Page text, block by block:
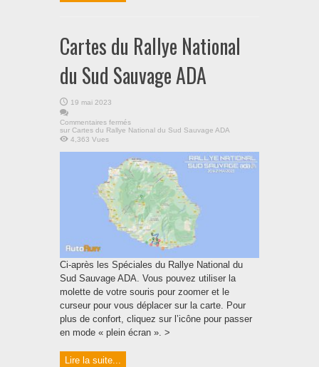
Cartes du Rallye National
du Sud Sauvage ADA
19 mai 2023
Commentaires fermés
sur Cartes du Rallye National du Sud Sauvage ADA
4,363 Vues
Ci-après les Spéciales du Rallye National du
Sud Sauvage ADA. Vous pouvez utiliser la
molette de votre souris pour zoomer et le
curseur pour vous déplacer sur la carte. Pour
plus de confort, cliquez sur l’icône pour passer
en mode « plein écran ». >
Lire la suite...